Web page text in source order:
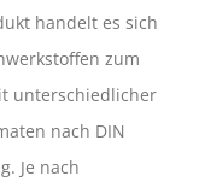
handelt es sich
zum
unterschiedlicher
nach DIN
Je nach